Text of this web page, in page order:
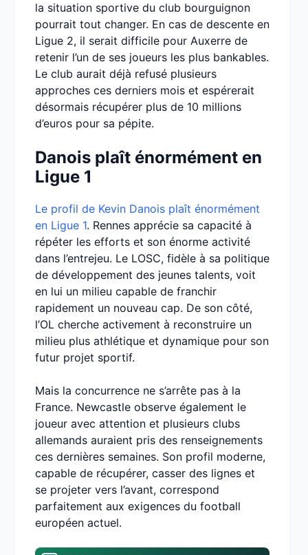
la situation sportive du club bourguignon
pourrait tout changer. En cas de descente en
Ligue 2, il serait difficile pour Auxerre de
retenir l’un de ses joueurs les plus bankables.
Le club aurait déjà refusé plusieurs
approches ces derniers mois et espérerait
désormais récupérer plus de 10 millions
d’euros pour sa pépite.
Danois plaît énormément en
Ligue 1
Le profil de Kevin Danois plaît énormément
en Ligue 1. Rennes apprécie sa capacité à
répéter les efforts et son énorme activité
dans l’entrejeu. Le LOSC, fidèle à sa politique
de développement des jeunes talents, voit
en lui un milieu capable de franchir
rapidement un nouveau cap. De son côté,
l’OL cherche activement à reconstruire un
milieu plus athlétique et dynamique pour son
futur projet sportif.
Mais la concurrence ne s’arrête pas à la
France. Newcastle observe également le
joueur avec attention et plusieurs clubs
allemands auraient pris des renseignements
ces dernières semaines. Son profil moderne,
capable de récupérer, casser des lignes et
se projeter vers l’avant, correspond
parfaitement aux exigences du football
européen actuel.